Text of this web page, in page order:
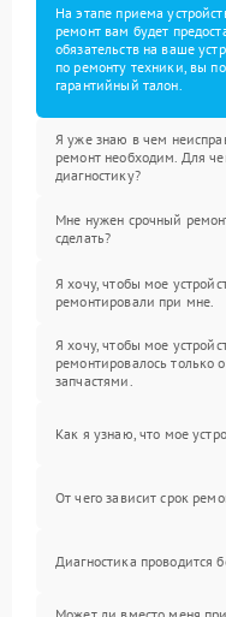
На этапе приема
ремонт вам будет
обязательств на ваше
по ремонту техники, вы
гарантийный талон.
Я уже знаю в чем
ремонт необходим. Для
диагностику?
Мне нужен срочный
сделать?
Я хочу, чтобы мое
ремонтировали при мне.
Я хочу, чтобы мое
ремонтировалось только
запчастями.
Как я узнаю, что мое
От чего зависит срок
Диагностика проводится